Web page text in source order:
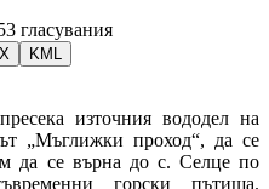
гласувания
KML
източния вододел на
„Мъглижки проход“, да се
да се върна до с. Селце по
горски пътища.